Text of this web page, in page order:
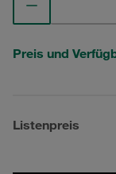
Preis und
Listenpreis